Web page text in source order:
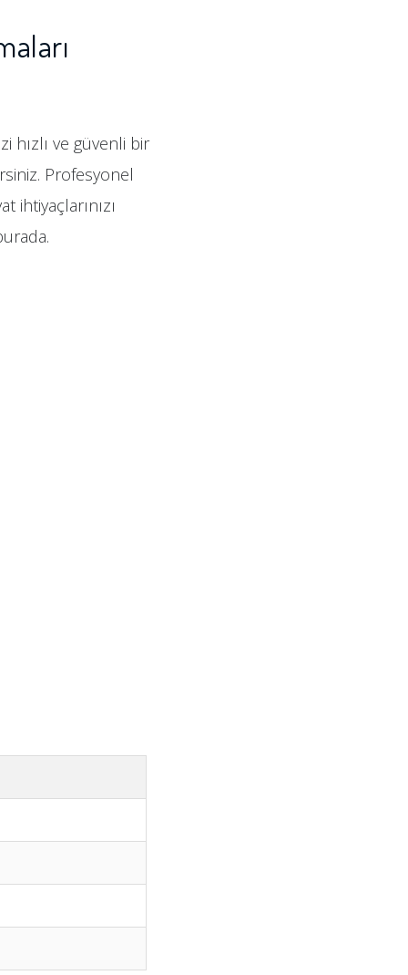
hızlı ve güvenli bir
Profesyonel
ihtiyaçlarınızı